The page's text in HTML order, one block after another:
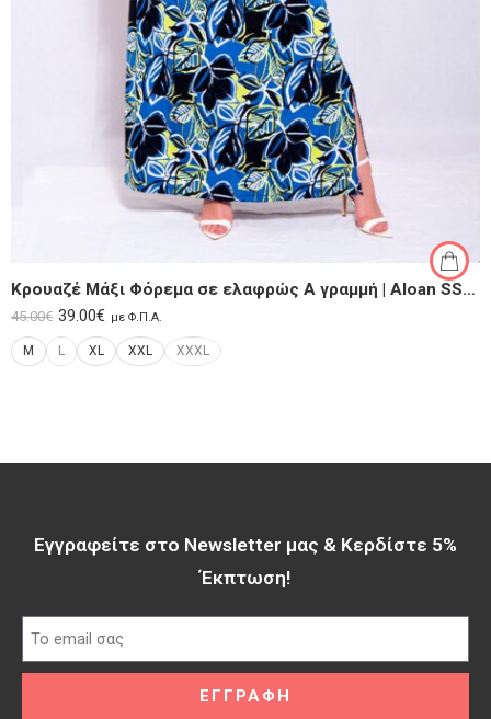
Κρουαζέ Μάξι Φόρεμα σε ελαφρώς Α γραμμή | Aloan SS25
45.00€ 39.00€ με Φ.Π.Α.
M L XL XXL XXXL
Εγγραφείτε στο Newsletter μας & Κερδίστε 5%
Έκπτωση!​
ΕΓΓΡΑΦΗ